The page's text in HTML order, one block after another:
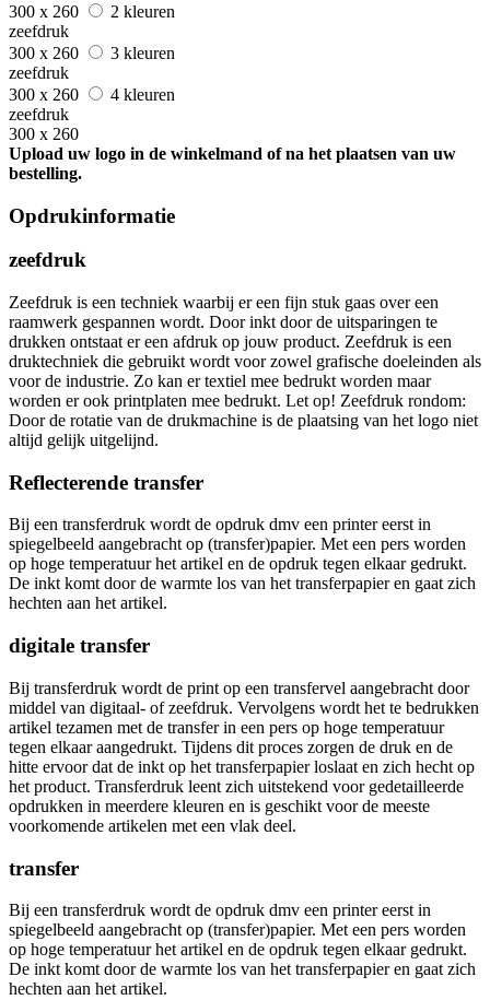
300 x 260
2 kleuren
zeefdruk
300 x 260
3 kleuren
zeefdruk
300 x 260
4 kleuren
zeefdruk
300 x 260
Upload uw logo in de winkelmand of na het plaatsen van uw
bestelling.
Opdrukinformatie
zeefdruk
Zeefdruk is een techniek waarbij er een fijn stuk gaas over een
raamwerk gespannen wordt. Door inkt door de uitsparingen te
drukken ontstaat er een afdruk op jouw product. Zeefdruk is een
druktechniek die gebruikt wordt voor zowel grafische doeleinden als
voor de industrie. Zo kan er textiel mee bedrukt worden maar
worden er ook printplaten mee bedrukt. Let op! Zeefdruk rondom:
Door de rotatie van de drukmachine is de plaatsing van het logo niet
altijd gelijk uitgelijnd.
Reflecterende transfer
Bij een transferdruk wordt de opdruk dmv een printer eerst in
spiegelbeeld aangebracht op (transfer)papier. Met een pers worden
op hoge temperatuur het artikel en de opdruk tegen elkaar gedrukt.
De inkt komt door de warmte los van het transferpapier en gaat zich
hechten aan het artikel.
digitale transfer
Bij transferdruk wordt de print op een transfervel aangebracht door
middel van digitaal- of zeefdruk. Vervolgens wordt het te bedrukken
artikel tezamen met de transfer in een pers op hoge temperatuur
tegen elkaar aangedrukt. Tijdens dit proces zorgen de druk en de
hitte ervoor dat de inkt op het transferpapier loslaat en zich hecht op
het product. Transferdruk leent zich uitstekend voor gedetailleerde
opdrukken in meerdere kleuren en is geschikt voor de meeste
voorkomende artikelen met een vlak deel.
transfer
Bij een transferdruk wordt de opdruk dmv een printer eerst in
spiegelbeeld aangebracht op (transfer)papier. Met een pers worden
op hoge temperatuur het artikel en de opdruk tegen elkaar gedrukt.
De inkt komt door de warmte los van het transferpapier en gaat zich
hechten aan het artikel.